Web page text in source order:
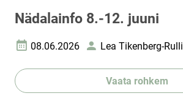
Nädalainfo 8.-12. juuni
Loomise kuupäev
08.06.2026 AutorLea Tikenberg-Rulli
Vaata rohkem